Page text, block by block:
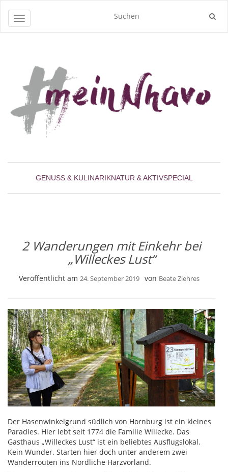
Navigation umschalten
GENUSS & KULINARIKNATUR & AKTIVSPECIAL
2 Wanderungen mit Einkehr bei
„Willeckes Lust“
Veröffentlicht am 24. September 2019 von Beate Ziehres
Der Hasenwinkelgrund südlich von Hornburg ist ein kleines
Paradies. Hier lebt seit 1774 die Familie Willecke. Das
Gasthaus „Willeckes Lust“ ist ein beliebtes Ausflugslokal.
Kein Wunder. Starten hier doch unter anderem zwei
Wanderrouten ins Nördliche Harzvorland.